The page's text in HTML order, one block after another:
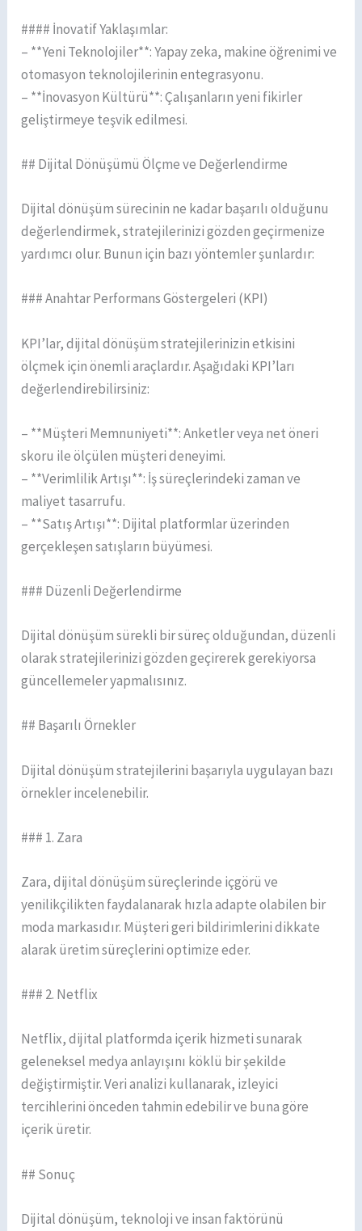
#### İnovatif Yaklaşımlar:
– **Yeni Teknolojiler**: Yapay zeka, makine öğrenimi ve
otomasyon teknolojilerinin entegrasyonu.
– **İnovasyon Kültürü**: Çalışanların yeni fikirler
geliştirmeye teşvik edilmesi.
## Dijital Dönüşümü Ölçme ve Değerlendirme
Dijital dönüşüm sürecinin ne kadar başarılı olduğunu
değerlendirmek, stratejilerinizi gözden geçirmenize
yardımcı olur. Bunun için bazı yöntemler şunlardır:
### Anahtar Performans Göstergeleri (KPI)
KPI’lar, dijital dönüşüm stratejilerinizin etkisini
ölçmek için önemli araçlardır. Aşağıdaki KPI’ları
değerlendirebilirsiniz:
– **Müşteri Memnuniyeti**: Anketler veya net öneri
skoru ile ölçülen müşteri deneyimi.
– **Verimlilik Artışı**: İş süreçlerindeki zaman ve
maliyet tasarrufu.
– **Satış Artışı**: Dijital platformlar üzerinden
gerçekleşen satışların büyümesi.
### Düzenli Değerlendirme
Dijital dönüşüm sürekli bir süreç olduğundan, düzenli
olarak stratejilerinizi gözden geçirerek gerekiyorsa
güncellemeler yapmalısınız.
## Başarılı Örnekler
Dijital dönüşüm stratejilerini başarıyla uygulayan bazı
örnekler incelenebilir.
### 1. Zara
Zara, dijital dönüşüm süreçlerinde içgörü ve
yenilikçilikten faydalanarak hızla adapte olabilen bir
moda markasıdır. Müşteri geri bildirimlerini dikkate
alarak üretim süreçlerini optimize eder.
### 2. Netflix
Netflix, dijital platformda içerik hizmeti sunarak
geleneksel medya anlayışını köklü bir şekilde
değiştirmiştir. Veri analizi kullanarak, izleyici
tercihlerini önceden tahmin edebilir ve buna göre
içerik üretir.
## Sonuç
Dijital dönüşüm, teknoloji ve insan faktörünü